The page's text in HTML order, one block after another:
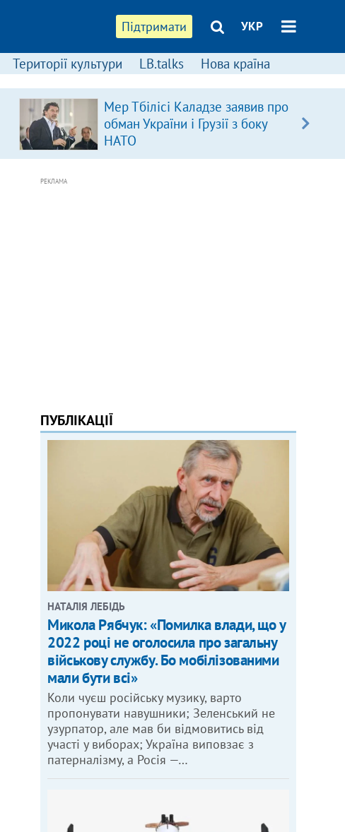
Підтримати УКР
Території культури LB.talks Нова країна
Мер Тбілісі Каладзе заявив про
обман України і Грузії з боку
НАТО
РЕКЛАМА
ПУБЛІКАЦІЇ
НАТАЛІЯ ЛЕБІДЬ
Микола Рябчук: «Помилка влади, що у
2022 році не оголосила про загальну
військову службу. Бо мобілізованими
мали бути всі»
Коли чуєш російську музику, варто
пропонувати навушники; Зеленський не
узурпатор, але мав би відмовитись від
участі у виборах; Україна виповзає з
патерналізму, а Росія —…